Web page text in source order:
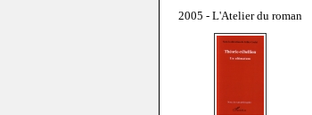
2005 - L'Atelier du roman